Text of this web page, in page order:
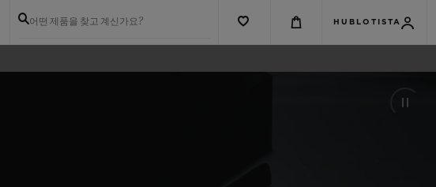
어떤 제품을 찾고 계신가요? HUBLOTISTA